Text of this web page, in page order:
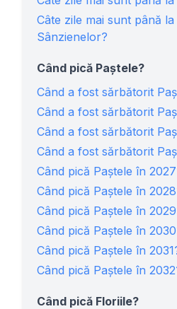
Câte zile mai sunt până
Sânzienelor?
Când pică Paștele?
Când a fost sărbătorit
Când a fost sărbătorit
Când a fost sărbătorit
Când a fost sărbătorit
Când pică Paștele în
Când pică Paștele în
Când pică Paștele în
Când pică Paștele în
Când pică Paștele în
Când pică Paștele în
Când pică Floriile?